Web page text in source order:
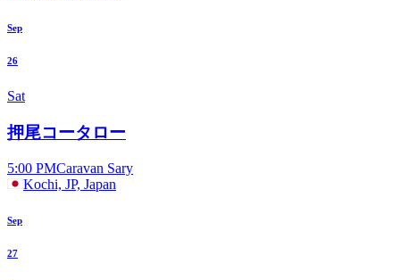
Sep
26
Sat
押尾コータロー
5:00 PMCaravan Sary
Kochi, JP, Japan
Sep
27